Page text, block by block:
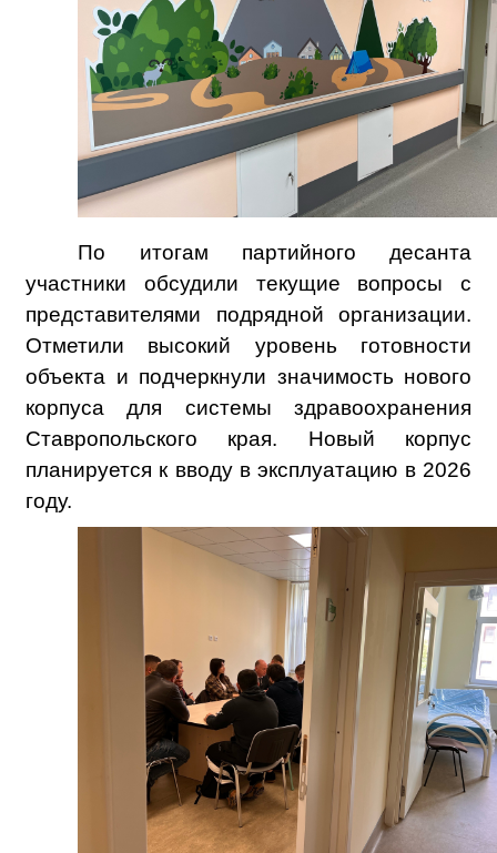
По итогам партийного десанта
участники обсудили текущие вопросы с
представителями подрядной организации.
Отметили высокий уровень готовности
объекта и подчеркнули значимость нового
корпуса для системы здравоохранения
Ставропольского края. Новый корпус
планируется к вводу в эксплуатацию в 2026
году.